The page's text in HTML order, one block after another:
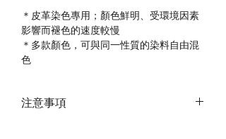
＊皮革染色專用；顏色鮮明、受環境因素
影響而褪色的速度較慢
＊多款顏色，可與同一性質的染料自由混
色
注意事項